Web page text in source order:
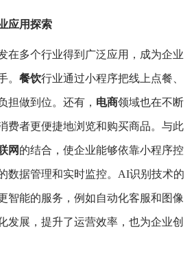
应用探索
在多个行业得到广泛应用，成为企业
。餐饮行业通过小程序把线上点餐、
担做到位。还有， 电商领域也在不断
费者更便捷地浏览和购买商品。与此
网的结合，使企业能够依靠小程序控
数据管理和实时监控。AI识别技术的
智能的服务，例如自动化客服和图像
发展，提升了运营效率，也为企业创